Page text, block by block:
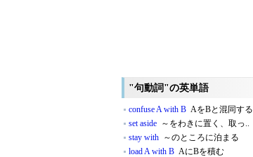
"句動詞"の英単語
confuse A with B AをBと混同する
set aside ～をわきに置く、取っ..
stay with ～のところに泊まる
load A with B AにBを積む